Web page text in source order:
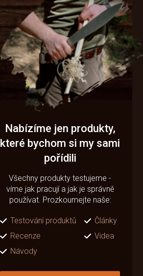
Nabízíme jen produkty,
které bychom si my sami
pořídili
Všechny produkty testujeme -
víme jak pracují a jak je správně
používat. Prozkoumejte naše:
Testování produktů
Články
Recenze
Videa
Návody